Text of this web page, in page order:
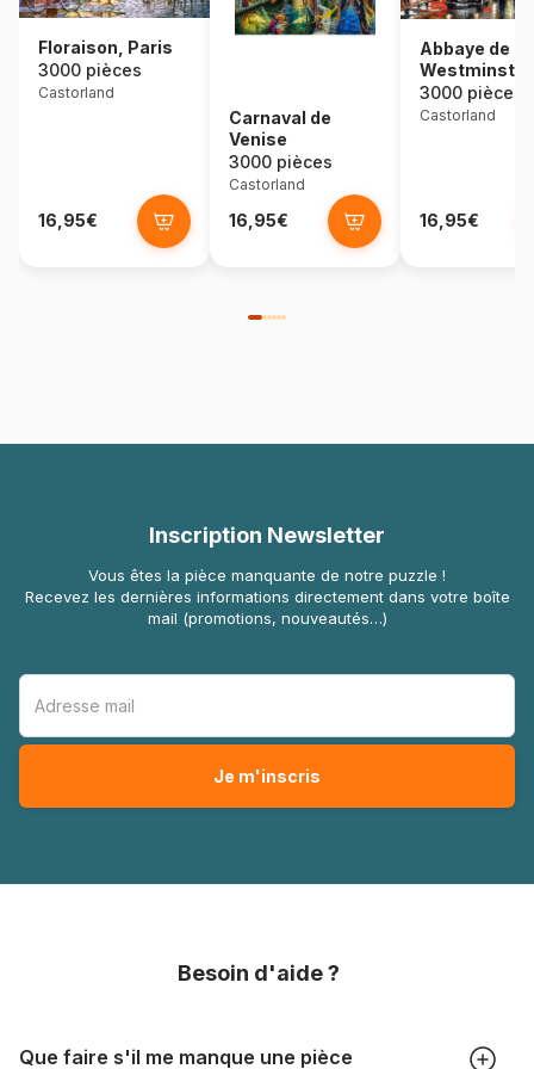
Floraison, Paris
3000 pièces
Castorland
16,95€
Carnaval de
Venise
3000 pièces
Castorland
16,95€
Abbaye de
Westminster
3000 pièces
Castorland
16,95€
Inscription Newsletter
Vous êtes la pièce manquante de notre puzzle !
Recevez les dernières informations directement dans votre boîte
mail (promotions, nouveautés…)
Besoin d'aide ?
Que faire s'il me manque une pièce